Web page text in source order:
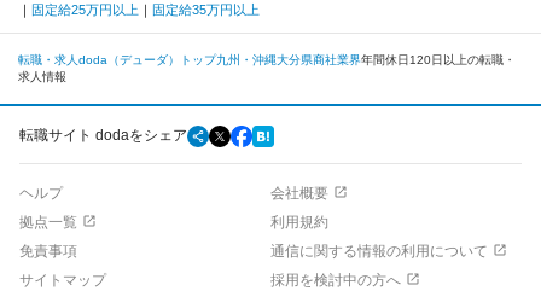
固定給25万円以上 固定給35万円以上
転職・求人doda（デューダ）トップ九州・沖縄大分県商社業界年間休日120日以上の転職・
求人情報
転職サイト dodaをシェア
ヘルプ
会社概要
拠点一覧
利用規約
免責事項
通信に関する情報の利用について
サイトマップ
採用を検討中の方へ